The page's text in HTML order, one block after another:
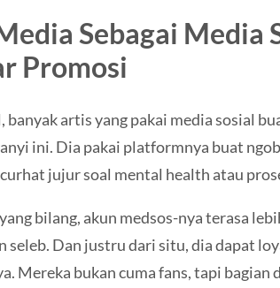
Sebagai Media
Promosi
banyak artis yang pakai media sosial
ini. Dia pakai platformnya buat
jujur soal mental health atau
bilang, akun medsos-nya terasa
seleb. Dan justru dari situ, dia dapat
Mereka bukan cuma fans, tapi